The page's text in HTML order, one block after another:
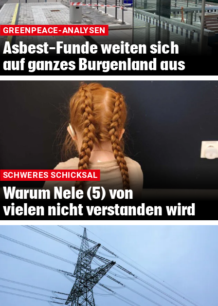
GREENPEACE-ANALYSEN
Asbest-Funde weiten sich
auf ganzes Burgenland aus
SCHWERES SCHICKSAL
Warum Nele (5) von
vielen nicht verstanden wird